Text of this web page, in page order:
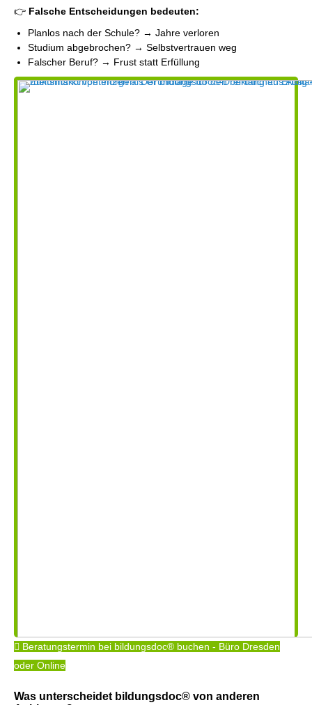
👉 Falsche Entscheidungen bedeuten:
Planlos nach der Schule? → Jahre verloren
Studium abgebrochen? → Selbstvertrauen weg
Falscher Beruf? → Frust statt Erfüllung
Beratungstermin bei bildungsdoc® buchen - Büro Dresden
oder Online
Was unterscheidet bildungsdoc® von anderen